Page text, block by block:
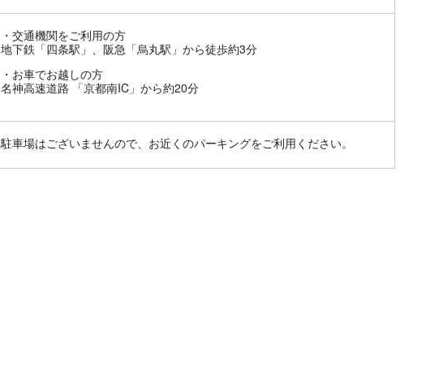
交通機関をご利用の方
地下鉄「四条駅」、阪急「烏丸駅」から徒歩約3分
お車でお越しの方
名神高速道路 「京都南IC」から約20分
駐車場はございませんので、お近くのパーキングをご利用ください。